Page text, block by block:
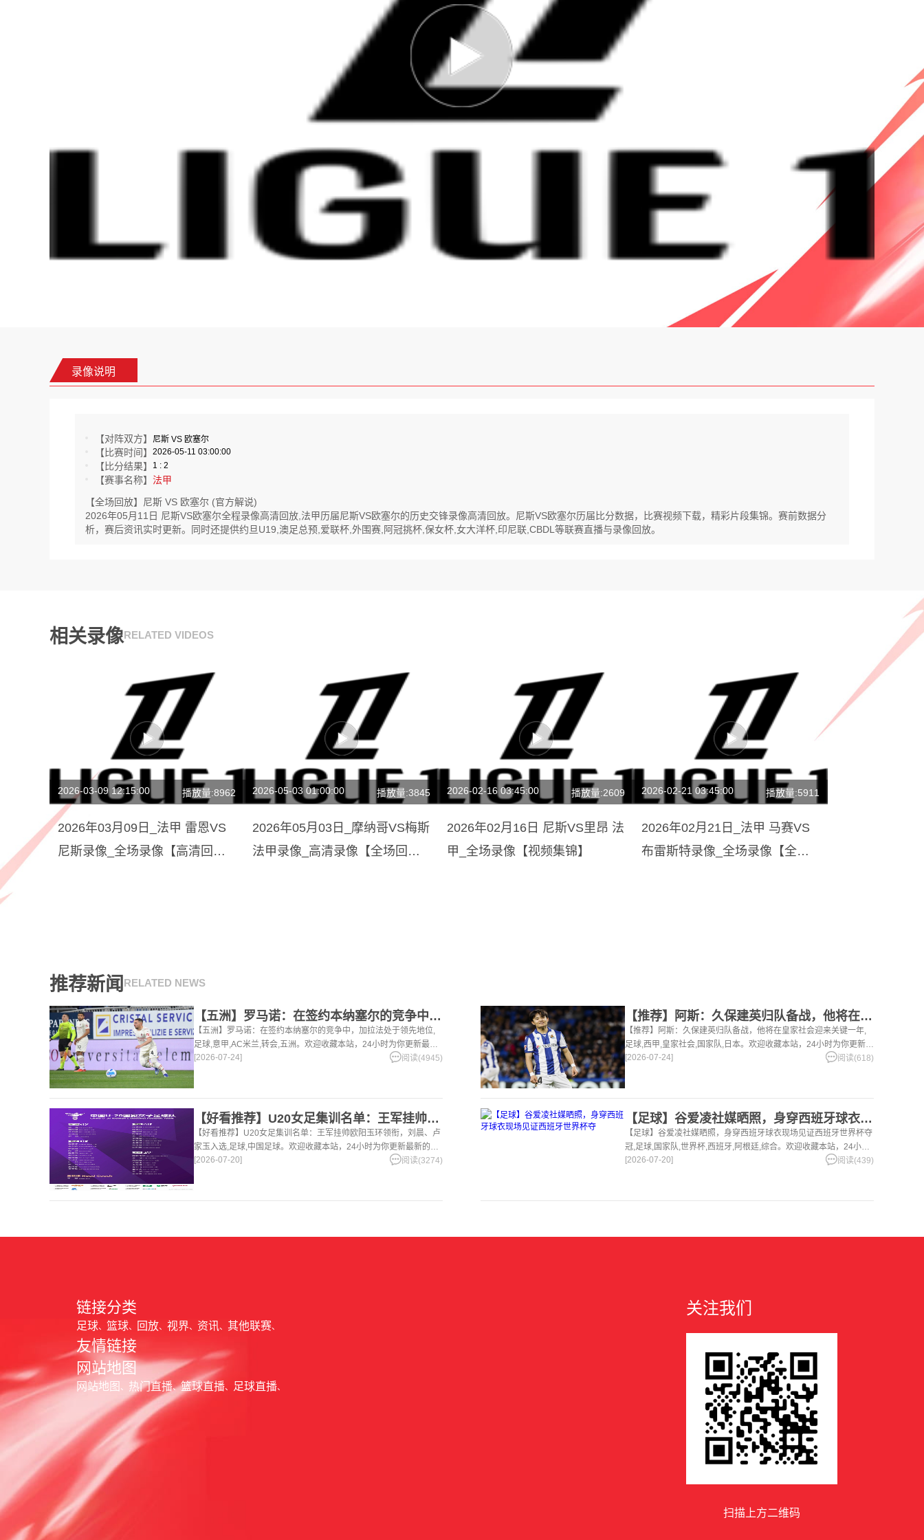
录像说明
【对阵双方】 尼斯 VS 欧塞尔
【比赛时间】 2026-05-11 03:00:00
【比分结果】 1 : 2
【赛事名称】 法甲
【全场回放】尼斯 VS 欧塞尔 (官方解说)
2026年05月11日 尼斯VS欧塞尔全程录像高清回放,法甲历届尼斯VS欧塞尔的历史交锋录像高清回放。尼斯VS欧塞尔历届比分数据，比赛视频下载，精彩片段集锦。赛前数据分
析，赛后资讯实时更新。同时还提供约旦U19,澳足总预,爱联杯,外围赛,阿冠挑杯,保女杯,女大洋杯,印尼联,CBDL等联赛直播与录像回放。
相关录像RELATED VIDEOS
2026-03-09 12:15:00 播放量:8962
2026年03月09日_法甲 雷恩VS
尼斯录像_全场录像【高清回
2026-05-03 01:00:00 播放量:3845
2026年05月03日_摩纳哥VS梅斯
法甲录像_高清录像【全场回
2026-02-16 03:45:00 播放量:2609
2026年02月16日 尼斯VS里昂 法
甲_全场录像【视频集锦】
2026-02-21 03:45:00 播放量:5911
2026年02月21日_法甲 马赛VS
布雷斯特录像_全场录像【全场
推荐新闻 RELATED NEWS
【五洲】罗马诺：在签约本纳塞尔的竞争中，加拉法处于领先地位
【五洲】罗马诺：在签约本纳塞尔的竞争中，加拉法处于领先地位,
足球,意甲,AC米兰,转会,五洲。欢迎收藏本站，24小时为你更新最新
的足球，篮球体育资讯。
[2026-07-24] 阅读(4945)
【推荐】阿斯：久保建英归队备战，他将在皇家社会迎来关键一年
【推荐】阿斯：久保建英归队备战，他将在皇家社会迎来关键一年,
足球,西甲,皇家社会,国家队,日本。欢迎收藏本站，24小时为你更新最
新的足球，篮球体育资讯。
[2026-07-24] 阅读(618)
【好看推荐】U20女足集训名单：王军挂帅欧阳玉环领衔，刘晨、
【好看推荐】U20女足集训名单：王军挂帅欧阳玉环领衔，刘晨、卢
家玉入选,足球,中国足球。欢迎收藏本站，24小时为你更新最新的足
球，篮球体育资讯。
[2026-07-20] 阅读(3274)
【足球】谷爱凌社媒晒照，身穿西班牙球衣现场见证西班牙世界杯夺
【足球】谷爱凌社媒晒照，身穿西班牙球衣现场见证西班牙世界杯夺
冠,足球,国家队,世界杯,西班牙,阿根廷,综合。欢迎收藏本站，24小时
为你更新最新的足球，篮球体育资讯。
[2026-07-20] 阅读(439)
链接分类
足球 篮球 回放 视界 资讯 其他联赛
友情链接
网站地图
网站地图 热门直播 篮球直播 足球直播
关注我们
扫描上方二维码